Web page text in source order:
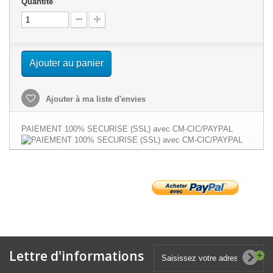
Ajouter au panier
Ajouter à ma liste d'envies
PAIEMENT 100% SECURISE (SSL) avec CM-CIC/PAYPAL
Lettre d'informations